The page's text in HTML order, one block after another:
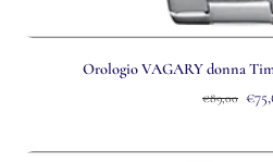
Orologio VAGARY donna
€89,00